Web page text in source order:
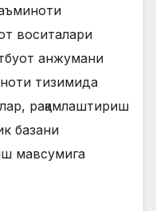
воситалари
анжумани
тизимида
рақамлаштириш
базани
мавсумига